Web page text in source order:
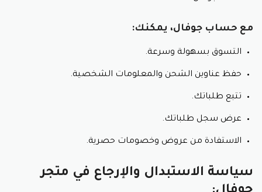
مع حساب جوفال، يمكنك:
التسوق بسهولة وسرعة.
حفظ عناوين الشحن والمعلومات الشخصية.
تتبع طلباتك.
عرض سجل طلباتك.
الاستفادة من عروض وخصومات حصرية.
سياسة الاستبدال والإرجاع في متجر